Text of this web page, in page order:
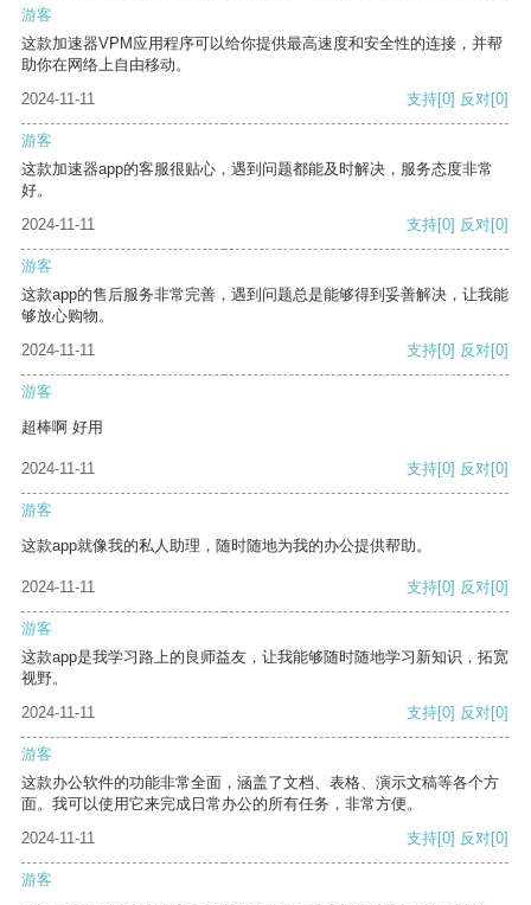
游客
这款加速器VPM应用程序可以给你提供最高速度和安全性的连接，并帮
助你在网络上自由移动。
2024-11-11
支持[0] 反对[0]
游客
这款加速器app的客服很贴心，遇到问题都能及时解决，服务态度非常
好。
2024-11-11
支持[0] 反对[0]
游客
这款app的售后服务非常完善，遇到问题总是能够得到妥善解决，让我能
够放心购物。
2024-11-11
支持[0] 反对[0]
游客
超棒啊 好用
2024-11-11 支持[0] 反对[0]
游客
这款app就像我的私人助理，随时随地为我的办公提供帮助。
2024-11-11 支持[0] 反对[0]
游客
这款app是我学习路上的良师益友，让我能够随时随地学习新知识，拓宽
视野。
2024-11-11
支持[0] 反对[0]
游客
这款办公软件的功能非常全面，涵盖了文档、表格、演示文稿等各个方
面。我可以使用它来完成日常办公的所有任务，非常方便。
2024-11-11
支持[0] 反对[0]
游客